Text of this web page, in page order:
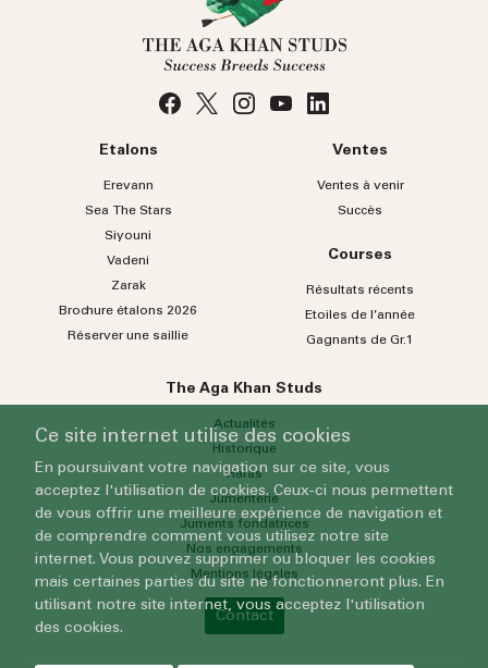
Etalons
Erevann
Sea TheStars
Siyouni
Vadeni
Zarak
Brochure étalons 2026
Réserver une saillie
Ventes
Ventes à venir
Succès
Courses
Résultats récents
Etoiles de l’année
Gagnants de Gr.1
The Aga Khan Studs
Actualités
Historique
Haras
Jumenterie
Juments fondatrices
Nos engagements
Mentions légales
Contact
Ce site internet utilise des cookies
En poursuivant votre navigation sur ce site, vous
acceptez l'utilisation de cookies. Ceux-ci nous permettent
de vous offrir une meilleure expérience de navigation et
de comprendre comment vous utilisez notre site
internet. Vous pouvez supprimer ou bloquer les cookies
mais certaines parties du site ne fonctionneront plus. En
utilisant notre site internet, vous acceptez l'utilisation
des cookies.